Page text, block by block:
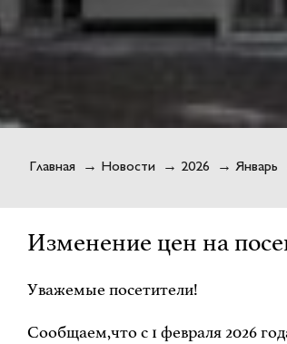
Главная → Новости → 2026 → Январь
Изменение цен на
Уважемые посетители!
Сообщаем,что с 1 февраля 2026